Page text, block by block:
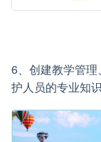
6、创建教学管
护人员的专业知